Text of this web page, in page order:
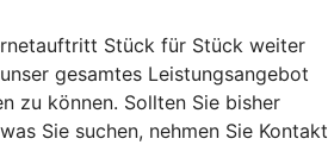
Stück für Stück weiter
gesamtes Leistungsangebot
zu können. Sollten Sie bisher
Sie suchen, nehmen Sie Kontakt